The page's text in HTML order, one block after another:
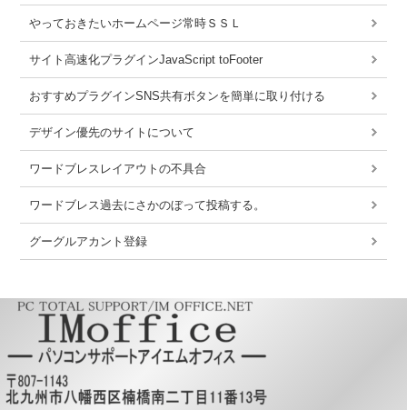
やっておきたいホームページ常時ＳＳＬ
サイト高速化プラグインJavaScript toFooter
おすすめプラグインSNS共有ボタンを簡単に取り付ける
デザイン優先のサイトについて
ワードブレスレイアウトの不具合
ワードブレス過去にさかのぼって投稿する。
グーグルアカント登録